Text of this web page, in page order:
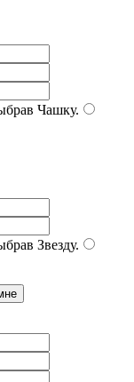
Чашку.
Звезду.